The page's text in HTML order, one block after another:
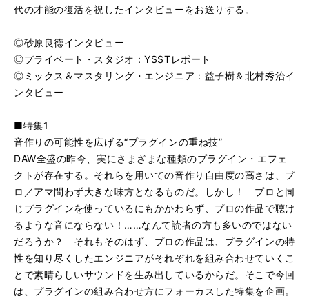
代の才能の復活を祝したインタビューをお送りする。
◎砂原良徳インタビュー
◎プライベート・スタジオ：YSSTレポート
◎ミックス＆マスタリング・エンジニア：益子樹＆北村秀治イ
ンタビュー
■特集1
音作りの可能性を広げる“プラグインの重ね技”
DAW全盛の昨今、実にさまざまな種類のプラグイン・エフェ
クトが存在する。それらを用いての音作り自由度の高さは、プ
ロ／アマ問わず大きな味方となるものだ。しかし！ プロと同
じプラグインを使っているにもかかわらず、プロの作品で聴け
るような音にならない！……なんて読者の方も多いのではない
だろうか？ それもそのはず、プロの作品は、プラグインの特
性を知り尽くしたエンジニアがそれぞれを組み合わせていくこ
とで素晴らしいサウンドを生み出しているからだ。そこで今回
は、プラグインの組み合わせ方にフォーカスした特集を企画。